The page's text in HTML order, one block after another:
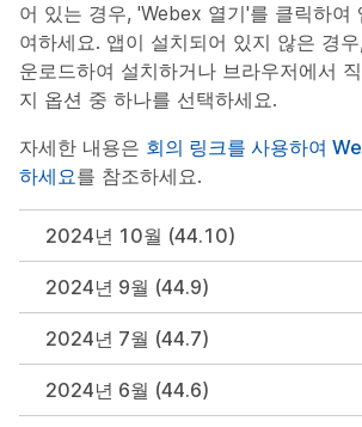
어 있는 경우, 'Webex 열기'를 클릭하여
여하세요. 앱이 설치되어 있지 않은 경
운로드하여 설치하거나 브라우저에서
지 옵션 중 하나를 선택하세요.
자세한 내용은 회의 링크를 사용하여
하세요를 참조하세요.
2024년 10월 (44.10)
2024년 9월 (44.9)
2024년 7월 (44.7)
2024년 6월 (44.6)